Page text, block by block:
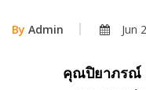
By Admin Jun
คุณปิยาภรณ์